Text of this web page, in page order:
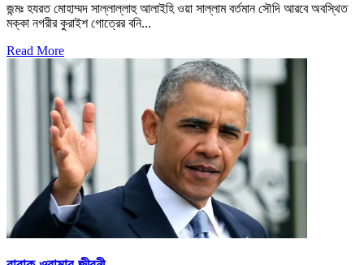
জন্মঃ হযরত মোহাম্মদ সাল্লাল্লাহু আলাইহি ওয়া সাল্লাম বর্তমান সৌদি আরবে অবস্থিত
মক্কা নগরীর কুরাইশ গোত্রের বনি...
Read More